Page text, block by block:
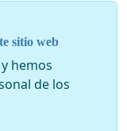
sitio web
hemos
de los